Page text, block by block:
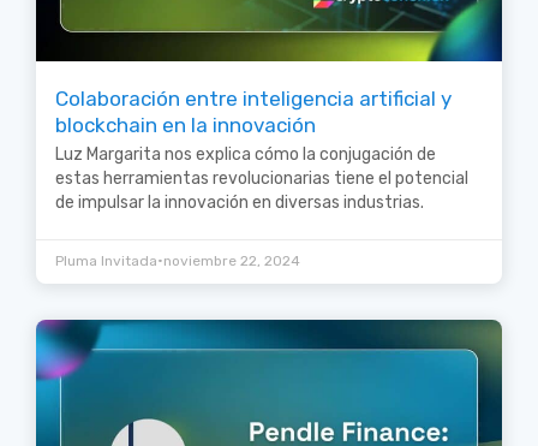
Colaboración entre inteligencia artificial y
blockchain en la innovación
Luz Margarita nos explica cómo la conjugación de
estas herramientas revolucionarias tiene el potencial
de impulsar la innovación en diversas industrias.
Pluma Invitada•noviembre 22, 2024